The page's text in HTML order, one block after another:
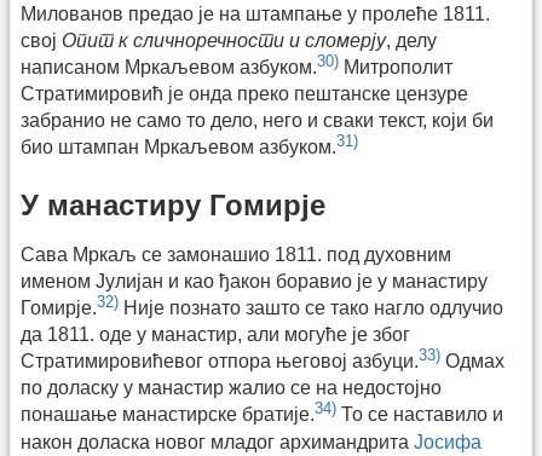
Милованов предао је на штампање у пролеће 1811.
свој Опит к сличноречности и сломерју, делу
написаном Мркаљевом азбуком.30) Митрополит
Стратимировић је онда преко пештанске цензуре
забранио не само то дело, него и сваки текст, који би
био штампан Мркаљевом азбуком.31)
У манастиру Гомирје
Сава Мркаљ се замонашио 1811. под духовним
именом Јулијан и као ђакон боравио је у манастиру
Гомирје.32) Није познато зашто се тако нагло одлучио
да 1811. оде у манастир, али могуће је због
Стратимировићевог отпора његовој азбуци.33) Одмах
по доласку у манастир жалио се на недостојно
понашање манастирске братије.34) То се наставило и
након доласка новог младог архимандрита Јосифа